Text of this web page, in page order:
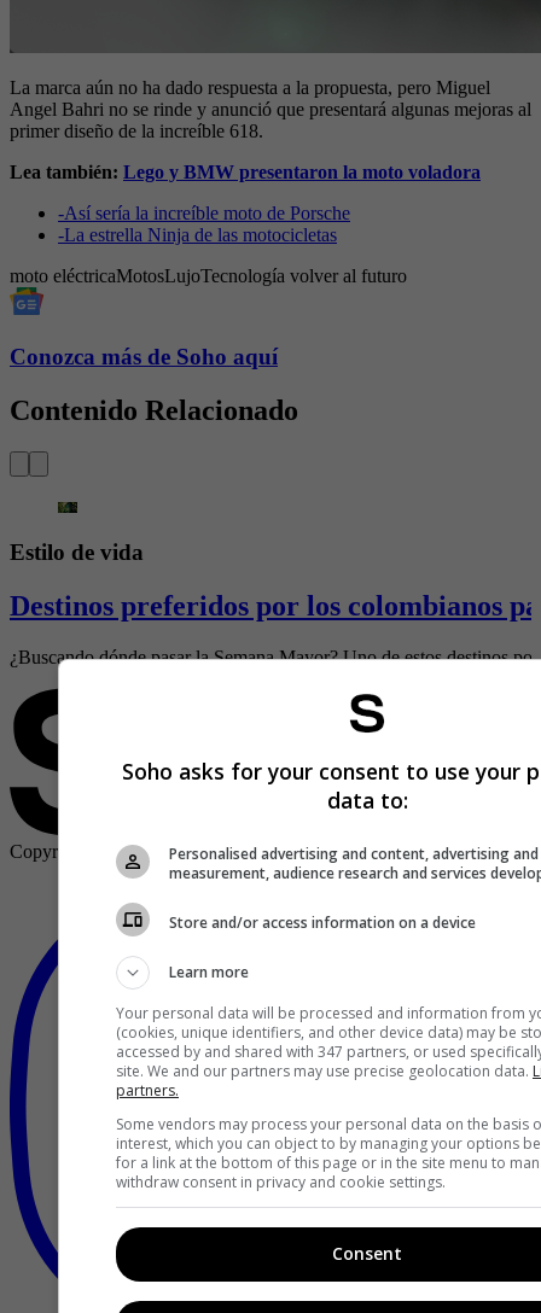
La marca aún no ha dado respuesta a la propuesta, pero Miguel
Angel Bahri no se rinde y anunció que presentará algunas mejoras al
primer diseño de la increíble 618.
Lea también: Lego y BMW presentaron la moto voladora
-Así sería la increíble moto de Porsche
-La estrella Ninja de las motocicletas
moto eléctricaMotosLujoTecnología volver al futuro
Conozca más de Soho aquí
Contenido Relacionado
Estilo de vida
Destinos preferidos por los colombianos
¿Buscando dónde pasar la Semana Mayor? Uno de estos destinos
Copyright © 2026 Publicaciones Semana S.A.
Soho asks for your consent to use your
data to:
Personalised advertising and content, advertising
measurement, audience research and services
Store and/or access information on a device
Learn more
Your personal data will be processed and information from
(cookies, unique identifiers, and other device data) may be
accessed by and shared with 347 partners, or used
site. We and our partners may use precise geolocation data.
partners.
Some vendors may process your personal data on the basis
interest, which you can object to by managing your options
for a link at the bottom of this page or in the site menu to
withdraw consent in privacy and cookie settings.
Consent